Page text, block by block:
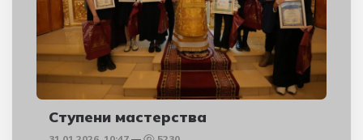
Ступени мастерства